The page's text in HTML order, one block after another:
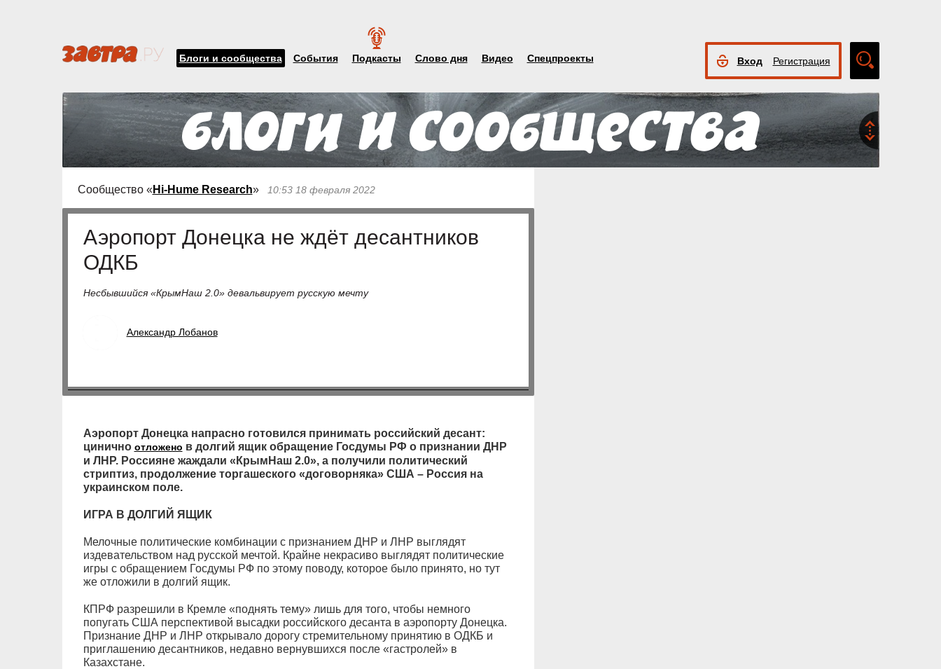
Блоги и сообщества События Подкасты Слово дня Видео Спецпроекты Вход Регистрация
поиск
Сообщество « Hi-Hume Research» 10:53 18 февраля 2022
Аэропорт Донецка не ждёт десантников
ОДКБ
Несбывшийся «КрымНаш 2.0» девальвирует русскую мечту
Александр Лобанов
Аэропорт Донецка напрасно готовился принимать российский десант:
цинично отложено в долгий ящик обращение Госдумы РФ о признании ДНР
и ЛНР. Россияне жаждали «КрымНаш 2.0», а получили политический
стриптиз, продолжение торгашеского «договорняка» США – Россия на
украинском поле.
ИГРА В ДОЛГИЙ ЯЩИК
Мелочные политические комбинации с признанием ДНР и ЛНР выглядят
издевательством над русской мечтой. Крайне некрасиво выглядят политические
игры с обращением Госдумы РФ по этому поводу, которое было принято, но тут
же отложили в долгий ящик.
КПРФ разрешили в Кремле «поднять тему» лишь для того, чтобы немного
попугать США перспективой высадки российского десанта в аэропорту Донецка.
Признание ДНР и ЛНР открывало дорогу стремительному принятию в ОДКБ и
приглашению десантников, недавно вернувшихся после «гастролей» в
Казахстане.